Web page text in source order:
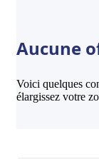
Aucune
Voici quelques
élargissez votre